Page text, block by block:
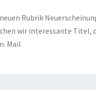
Rubrik
wir interessante Titel,
Mail